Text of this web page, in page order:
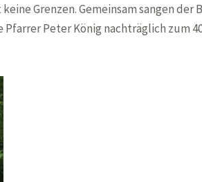
Grenzen. Gemeinsam sangen
Pfarrer Peter König nachträglich